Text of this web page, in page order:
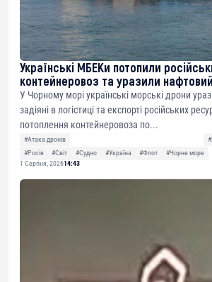
Українські МБЕКи потопили
контейнеровоз та уразили
У Чорному морі українські морські дрони
задіяні в логістиці та експорті російських
потоплення контейнеровоза по...
#Атака дронів
#Росія
#Світ #Судно #Україна #Флот
#Чорне море
1 Серпня, 202614:43